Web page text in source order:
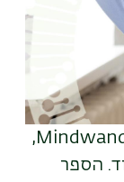
,
הספר